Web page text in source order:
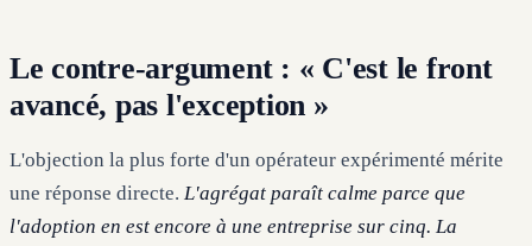
Le contre-argument : « C'est le front
avancé, pas l'exception »
L'objection la plus forte d'un opérateur expérimenté mérite
une réponse directe. L'agrégat paraît calme parce que
l'adoption en est encore à une entreprise sur cinq. La